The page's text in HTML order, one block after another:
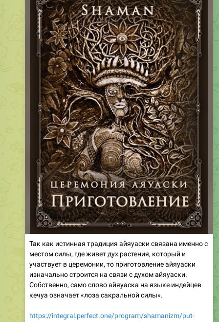
Так как истинная традиция айяуаски связана именно с
местом силы, где живет дух растения, который и
участвует в церемонии, то приготовление айяуаски
изначально строится на связи с духом айяуаски.
Собственно, само слово айяуаска на языке индейцев
кечуа означает «лоза сакральной силы».
https://integral.perfect.one/program/shamanizm/put-